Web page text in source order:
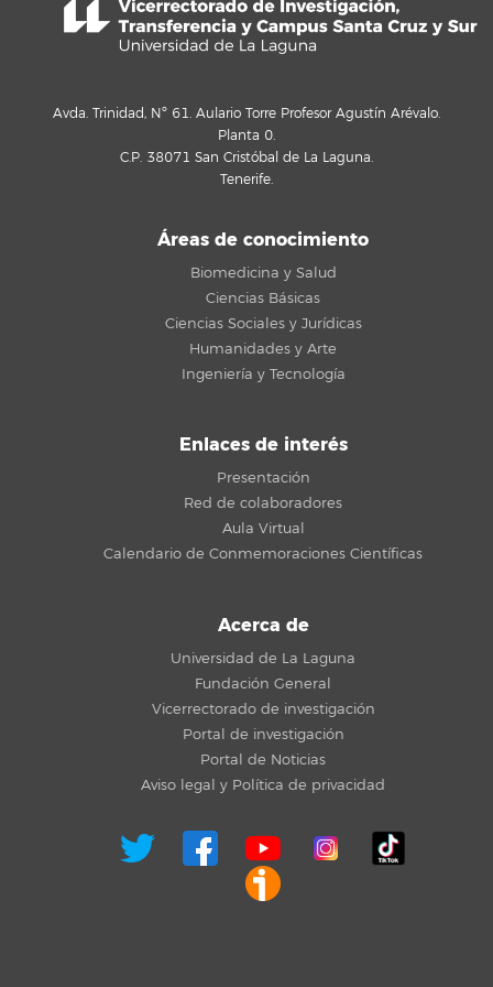
Avda. Trinidad, Nº 61. Aulario Torre Profesor Agustín Arévalo.
Planta 0.
C.P. 38071 San Cristóbal de La Laguna.
Tenerife.
Áreas de conocimiento
Biomedicina y Salud
Ciencias Básicas
Ciencias Sociales y Jurídicas
Humanidades y Arte
Ingeniería y Tecnología
Enlaces de interés
Presentación
Red de colaboradores
Aula Virtual
Calendario de Conmemoraciones Científicas
Acerca de
Universidad de La Laguna
Fundación General
Vicerrectorado de investigación
Portal de investigación
Portal de Noticias
Aviso legal y Política de privacidad